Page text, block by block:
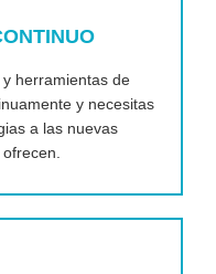
herramientas de
y necesitas
a las nuevas